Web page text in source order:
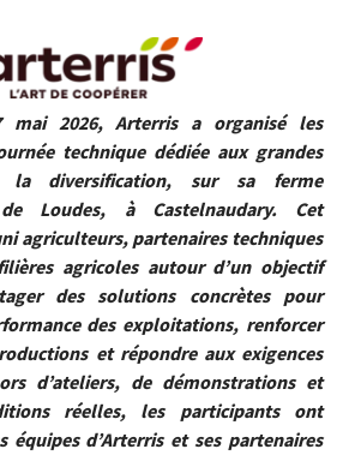
mai 2026, Arterris a organisé les
technique dédiée aux grandes
diversification, sur sa ferme
Loudes, à Castelnaudary. Cet
agriculteurs, partenaires techniques
agricoles autour d’un objectif
des solutions concrètes pour
des exploitations, renforcer
et répondre aux exigences
d’ateliers, de démonstrations et
réelles, les participants ont
équipes d’Arterris et ses partenaires